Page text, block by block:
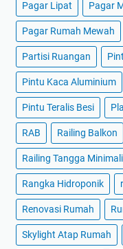
Pagar Lipat Pagar
Pagar Rumah Mewah
Partisi Ruangan
Pintu Kaca Aluminium
Pintu Teralis Besi
RAB Railing Balkon
Railing Tangga
Rangka Hidroponik
Renovasi Rumah
Skylight Atap Rumah